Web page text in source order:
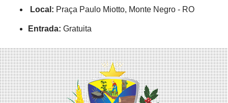
Local: Praça Paulo Miotto, Monte Negro - RO
Entrada: Gratuita